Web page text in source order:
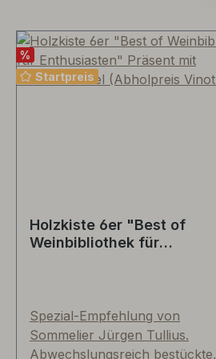
%
Startpreis
Holzkiste 6er "Best of
Weinbibliothek für
Spezial-Empfehlung von
Sommelier Jürgen Tullius.
Abwechslungsreich bestückte,